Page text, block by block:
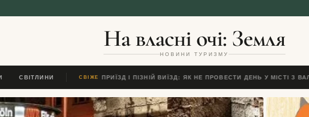
На власні очі: Земля
НОВИНИ ТУРИЗМУ
СВІТЛИНИ СВІЖЕ
РАННІЙ ПРИЇЗД І ПІЗНІЙ ВИЇЗД: ЯК НЕ ПРОВЕСТИ ДЕНЬ У МІСТІ З